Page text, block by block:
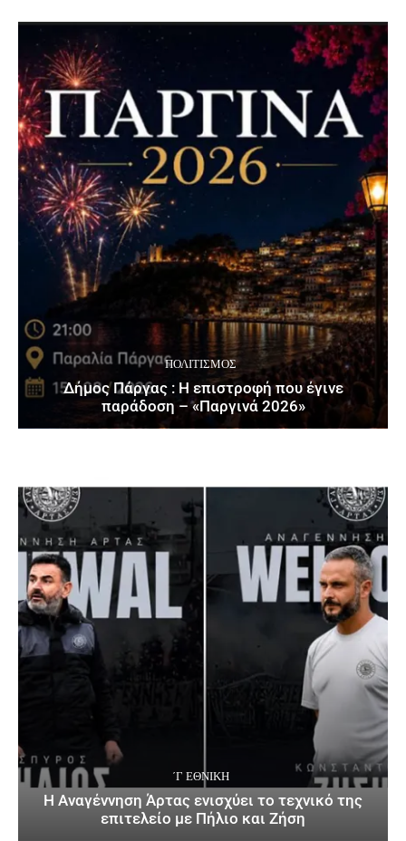
ΠΟΛΙΤΙΣΜΌΣ
Δήμος Πάργας : Η επιστροφή που έγινε
παράδοση – «Παργινά 2026»
΄Γ ΕΘΝΙΚΉ
Η Αναγέννηση Άρτας ενισχύει το τεχνικό της
επιτελείο με Πήλιο και Ζήση